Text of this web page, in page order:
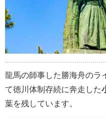
龍馬の師事した勝海舟のラ
て徳川体制存続に奔走した
葉を残しています。